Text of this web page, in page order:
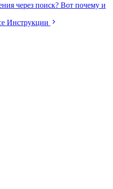
через поиск? Вот почему и
Инструкции